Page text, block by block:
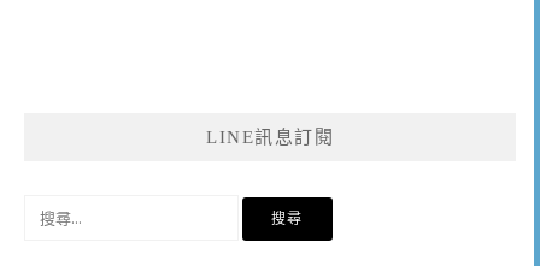
LINE訊息訂閱